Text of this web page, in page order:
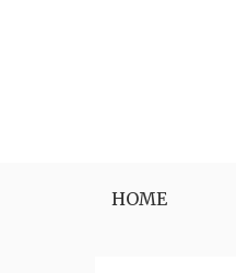
HOME